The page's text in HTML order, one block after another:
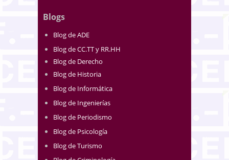
Blogs
Blog de ADE
Blog de CC.TT y RR.HH
Blog de Derecho
Blog de Historia
Blog de Informática
Blog de Ingenierías
Blog de Periodismo
Blog de Psicología
Blog de Turismo